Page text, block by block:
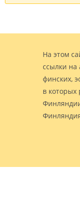
На этом
ссылки на
финских,
в которых